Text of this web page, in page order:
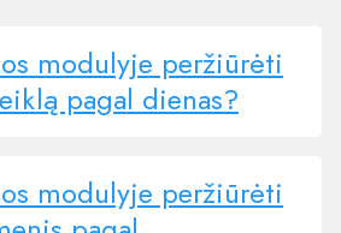
modulyje peržiūrėti
pagal dienas?
modulyje peržiūrėti